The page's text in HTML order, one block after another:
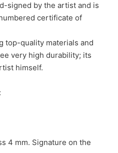
signed by the artist and is
certificate of
top-quality materials and
very high durability; its
himself.
4 mm. Signature on the